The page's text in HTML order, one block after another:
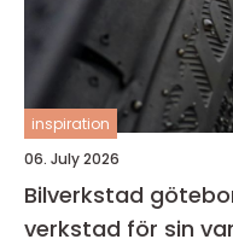
inspiration
06. July 2026
Bilverkstad göteborg så hittar
verkstad för sin